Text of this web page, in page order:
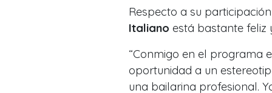
Respecto a su
Italiano está bastante feliz
“Conmigo en el programa
oportunidad a un
una bailarina profesional.